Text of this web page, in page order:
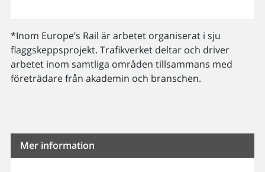
*Inom Europe’s Rail är arbetet organiserat i sju
flaggskeppsprojekt. Trafikverket deltar och driver
arbetet inom samtliga områden tillsammans med
företrädare från akademin och branschen.
Mer information